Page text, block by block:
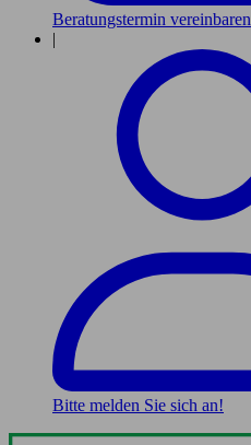
Beratungstermin vereinbaren
|
Bitte melden Sie sich an!